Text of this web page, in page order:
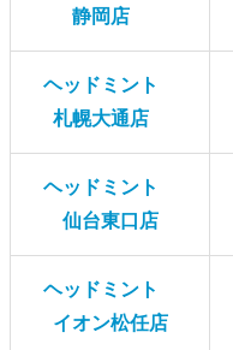
静岡店
ヘッドミント
札幌大通店
ヘッドミント
仙台東口店
ヘッドミント
イオン松任店